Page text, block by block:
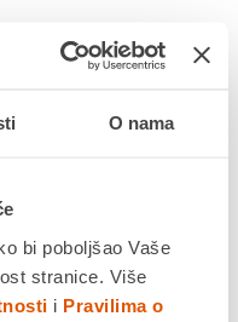
O nama
bi poboljšao Vaše
stranice. Više
i Pravilima o
NA
čišćenje čak i jačih
modelima)